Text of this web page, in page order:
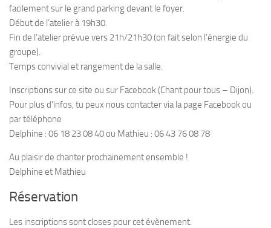
facilement sur le grand parking devant le foyer.
Début de l’atelier à 19h30.
Fin de l’atelier prévue vers 21h/21h30 (on fait selon l’énergie du
groupe).
Temps convivial et rangement de la salle.
Inscriptions sur ce site ou sur Facebook (Chant pour tous – Dijon).
Pour plus d’infos, tu peux nous contacter via la page Facebook ou
par téléphone
Delphine : 06 18 23 08 40 ou Mathieu : 06 43 76 08 78
Au plaisir de chanter prochainement ensemble !
Delphine et Mathieu
Réservation
Les inscriptions sont closes pour cet évènement.